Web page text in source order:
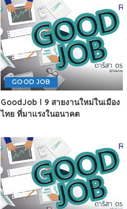
GOOD JOB
GoodJob l 9 สายงานใหม่ในเมือง
ไทย ที่มาแรงในอนาคต